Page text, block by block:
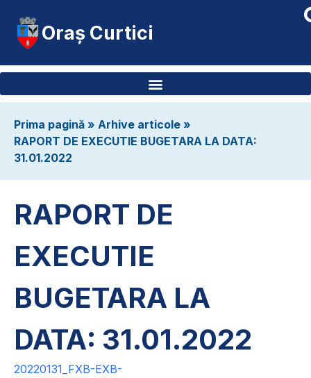
Oraș Curtici
Prima pagină » Arhive articole »
RAPORT DE EXECUTIE BUGETARA LA DATA:
31.01.2022
RAPORT DE
EXECUTIE
BUGETARA LA
DATA: 31.01.2022
20220131_FXB-EXB-